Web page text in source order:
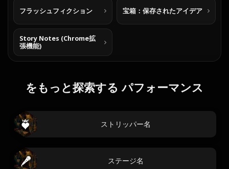
フラッシュフィクション 宝箱：保存されたアイデア
Story Notes (Chrome拡
張機能)
をもっと探索する パフォーマンス
ストリッパー名
ステージ名